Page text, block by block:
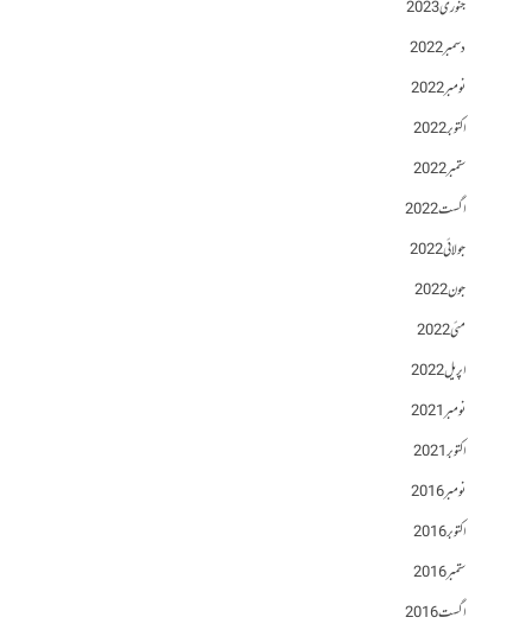
جنوری 2023
دسمبر 2022
نومبر 2022
اکتوبر 2022
ستمبر 2022
اگست 2022
جولائی 2022
جون 2022
مئی 2022
اپریل 2022
نومبر 2021
اکتوبر 2021
نومبر 2016
اکتوبر 2016
ستمبر 2016
اگست 2016